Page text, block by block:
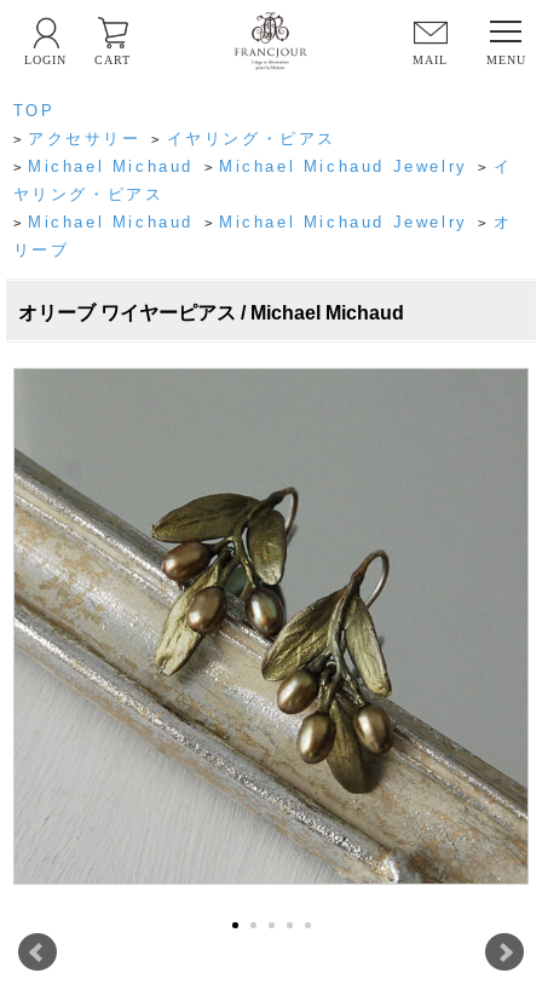
MAIL
LOGIN CART
TOP
> アクセサリー > イヤリング・ピアス
> Michael Michaud > Michael Michaud Jewelry > イ
ヤリング・ピアス
> Michael Michaud > Michael Michaud Jewelry > オ
リーブ
オリーブ ワイヤーピアス / Michael Michaud